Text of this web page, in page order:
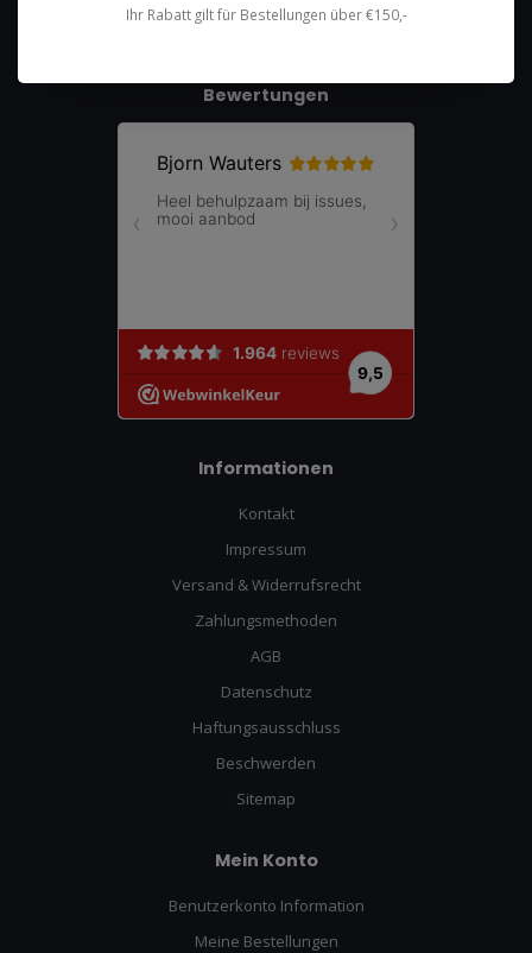
Bewertungen
Informationen
Kontakt
Impressum
Versand & Widerrufsrecht
Zahlungsmethoden
AGB
Datenschutz
Haftungsausschluss
Beschwerden
Sitemap
Mein Konto
Benutzerkonto Information
Meine Bestellungen
Ihr Rabatt gilt für Bestellungen über €150,-